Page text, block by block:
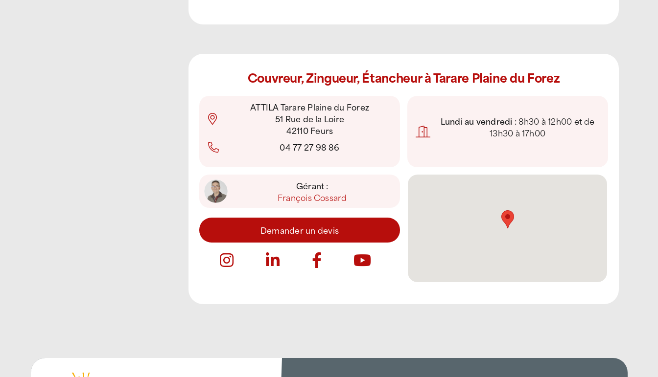
Couvreur, Zingueur, Étancheur à Tarare Plaine du Forez
ATTILA Tarare Plaine du Forez
51 Rue de la Loire
42110 Feurs
04 77 27 98 86
Lundi au vendredi :8h30 à 12h00 et de
13h30 à 17h00
Gérant :
François Cossard
Demander un devis